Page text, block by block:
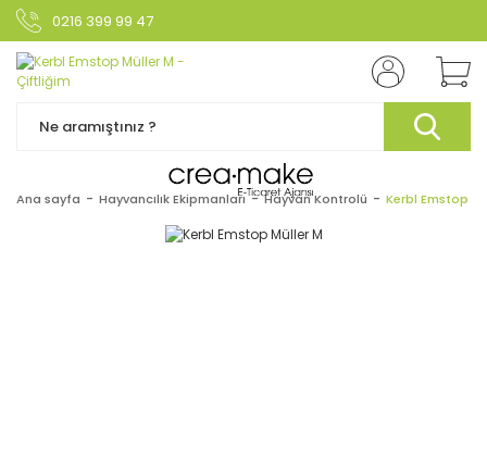
0216 399 99 47
Ana sayfa Hayvancılık Ekipmanları Hayvan Kontrolü Kerbl Emstop